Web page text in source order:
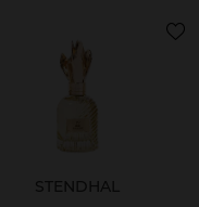
STENDHAL